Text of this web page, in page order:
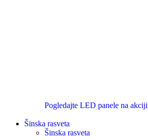
Pogledajte LED panele na akciji
Šinska rasveta
Šinska rasveta